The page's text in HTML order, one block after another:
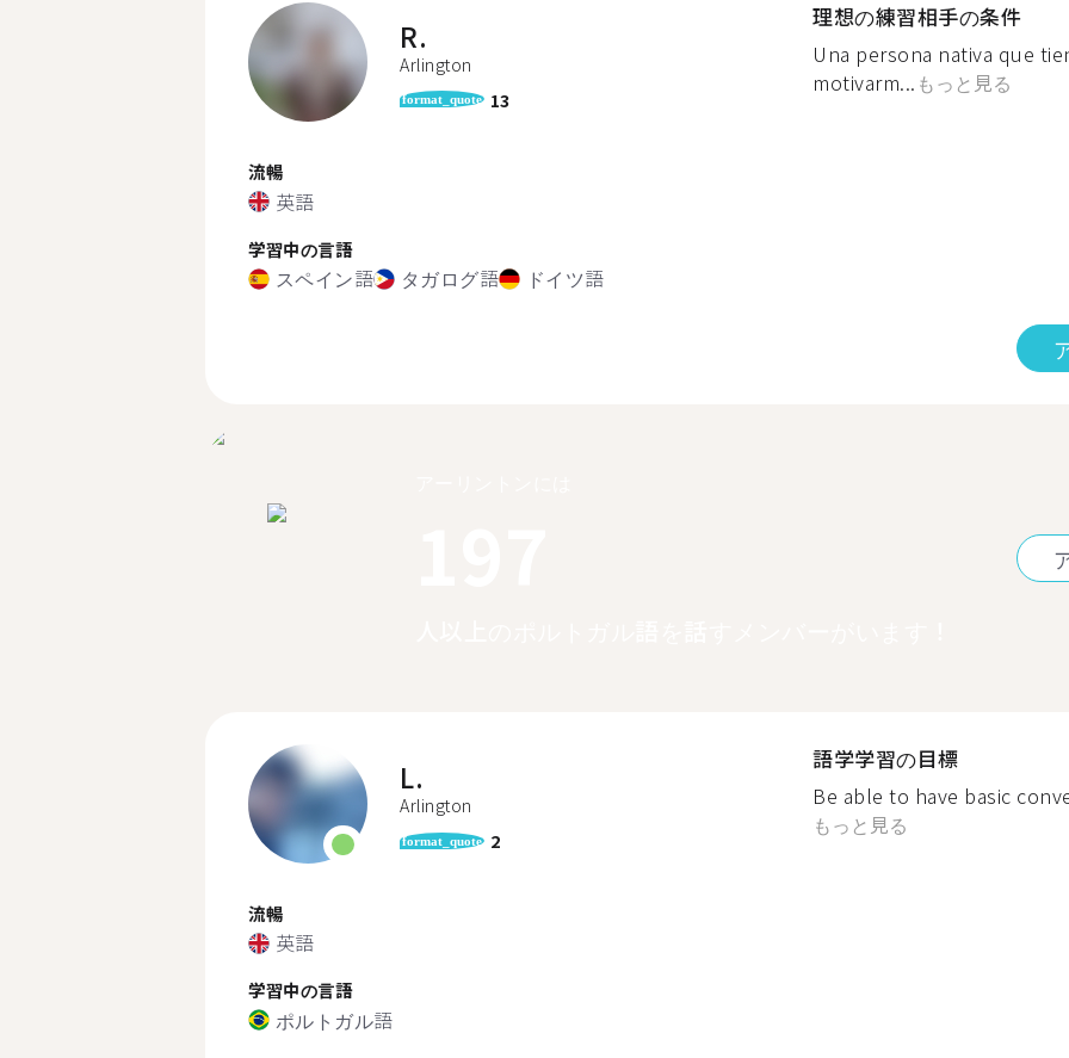
R.
Arlington
format_quote 13
流暢
英語
学習中の言語
スペイン語 タガログ語 ドイツ語
理想の練習相手の条件
Una persona nativa que
motivarm... もっと見る
L.
Arlington
format_quote 2
流暢
英語
学習中の言語
ポルトガル語
語学学習の目標
Be able to have basic
もっと見る